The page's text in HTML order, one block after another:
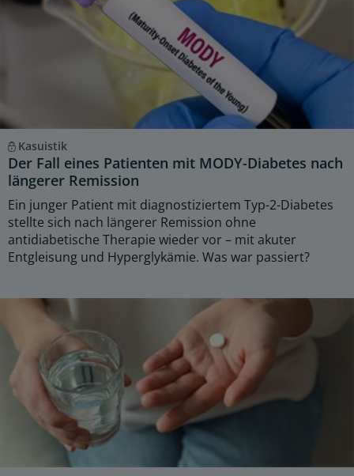
Kasuistik
Der Fall eines Patienten mit MODY-Diabetes nach
längerer Remission
Ein junger Patient mit diagnostiziertem Typ-2-Diabetes
stellte sich nach längerer Remission ohne
antidiabetische Therapie wieder vor – mit akuter
Entgleisung und Hyperglykämie. Was war passiert?